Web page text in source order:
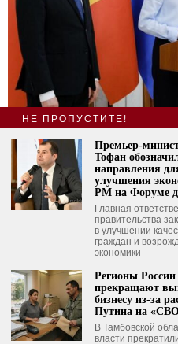
Маия Санду: Премьер-
изменения при наличии
О нас
Свяжитесь с нами
Политика конфиденциальности
Политика использования файлов
© 2026- Все права
НЕ ПРОПУСТИТЕ!
Премьер-
Тофан
направления
улучшения
РМ на Форуме
Главная
правительства
в улучшении
граждан и
экономики
Регионы России
прекращают
бизнесу из-за
Путина на
В Тамбовской
власти